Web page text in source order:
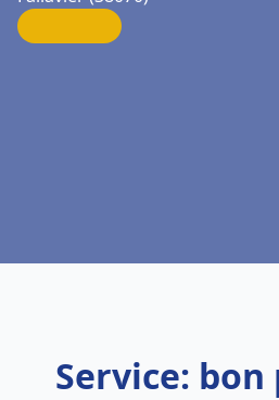
Service: